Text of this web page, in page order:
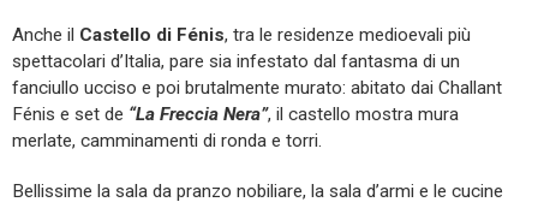
Anche il Castello di Fénis, tra le residenze medioevali più
spettacolari d’Italia, pare sia infestato dal fantasma di un
fanciullo ucciso e poi brutalmente murato: abitato dai Challant
Fénis e set de “La Freccia Nera”, il castello mostra mura
merlate, camminamenti di ronda e torri.
Bellissime la sala da pranzo nobiliare, la sala d’armi e le cucine